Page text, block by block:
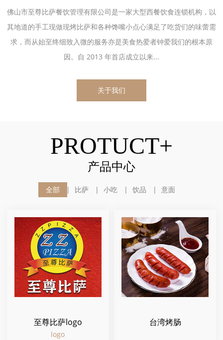
佛山市至尊比萨餐饮管理有限公司是一家大型西餐饮食连锁机构，以
其地道的手工现做现烤比萨和各种馋嘴小点心满足了吃货们的味蕾需
求，而从始至终细致入微的服务亦是美食热爱者钟爱我们的根本原
因。自 2013 年首店成立以来...
关于我们
PROTUCT+
产品中心
全部 比萨 小吃 饮品 意面
至尊比萨logo
logo
台湾烤肠